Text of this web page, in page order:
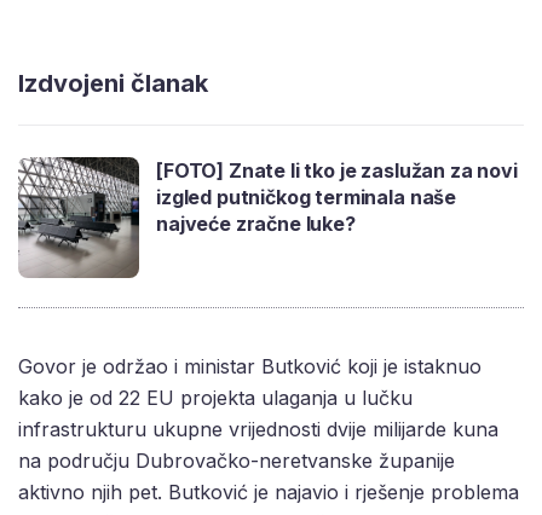
Izdvojeni članak
[FOTO] Znate li tko je zaslužan za novi
izgled putničkog terminala naše
najveće zračne luke?
Govor je održao i ministar Butković koji je istaknuo
kako je od 22 EU projekta ulaganja u lučku
infrastrukturu ukupne vrijednosti dvije milijarde kuna
na području Dubrovačko-neretvanske županije
aktivno njih pet. Butković je najavio i rješenje problema